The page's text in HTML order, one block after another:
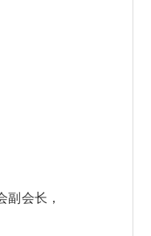
会长，